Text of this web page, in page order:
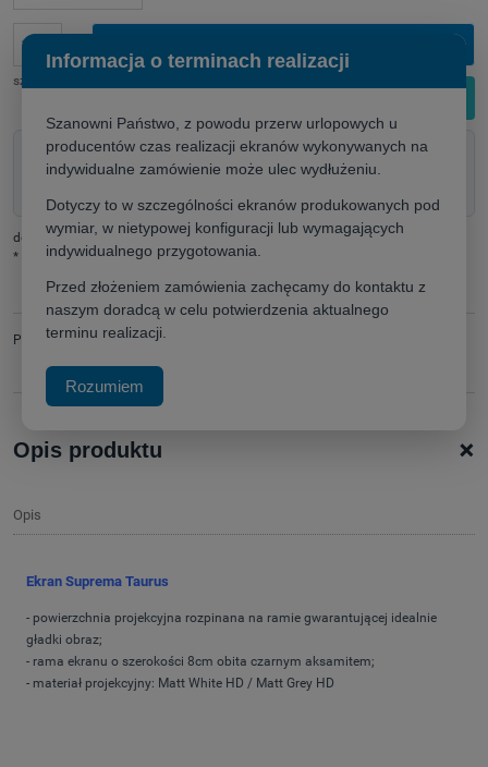
szt.
Doradztwo techniczne przed zakupem
Pomoc w doborze rozwiązania
Szybka wycena dla firm i instytucji
dodaj do przechowalni
* - Pole wymagane
Producent:
Opis produktu +
Opis
Ekran Suprema Taurus
- powierzchnia projekcyjna rozpinana na ramie gwarantującej idealnie
gładki obraz;
- rama ekranu o szerokości 8cm obita czarnym aksamitem;
- materiał projekcyjny: Matt White HD / Matt Grey HD
Informacja o terminach realizacji
Szanowni Państwo, z powodu przerw urlopowych u
producentów czas realizacji ekranów wykonywanych na
indywidualne zamówienie może ulec wydłużeniu.
Dotyczy to w szczególności ekranów produkowanych pod
wymiar, w nietypowej konfiguracji lub wymagających
indywidualnego przygotowania.
Przed złożeniem zamówienia zachęcamy do kontaktu z
naszym doradcą w celu potwierdzenia aktualnego
terminu realizacji.
Rozumiem